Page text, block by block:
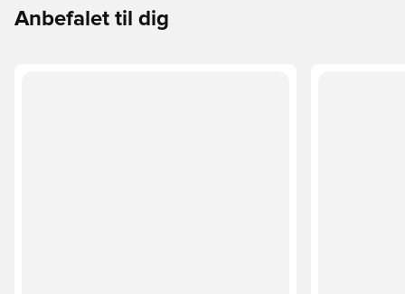
Anbefalet til dig